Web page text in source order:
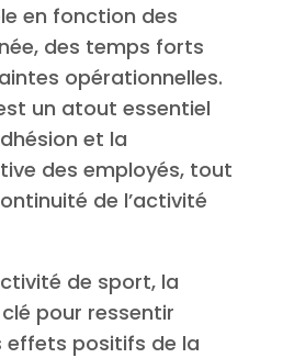
en fonction des
des temps forts
opérationnelles.
un atout essentiel
et la
des employés, tout
de l’activité
de sport, la
pour ressentir
effets positifs de la